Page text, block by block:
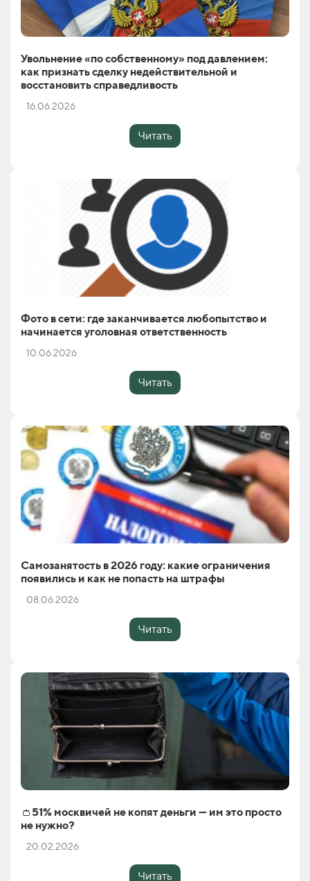
Увольнение «по собственному» под давлением:
как признать сделку недействительной и
восстановить справедливость
16.06.2026
Читать
Фото в сети: где заканчивается любопытство и
начинается уголовная ответственность
10.06.2026
Читать
Самозанятость в 2026 году: какие ограничения
появились и как не попасть на штрафы
08.06.2026
Читать
👛51% москвичей не копят деньги — им это просто
не нужно?
20.02.2026
Читать